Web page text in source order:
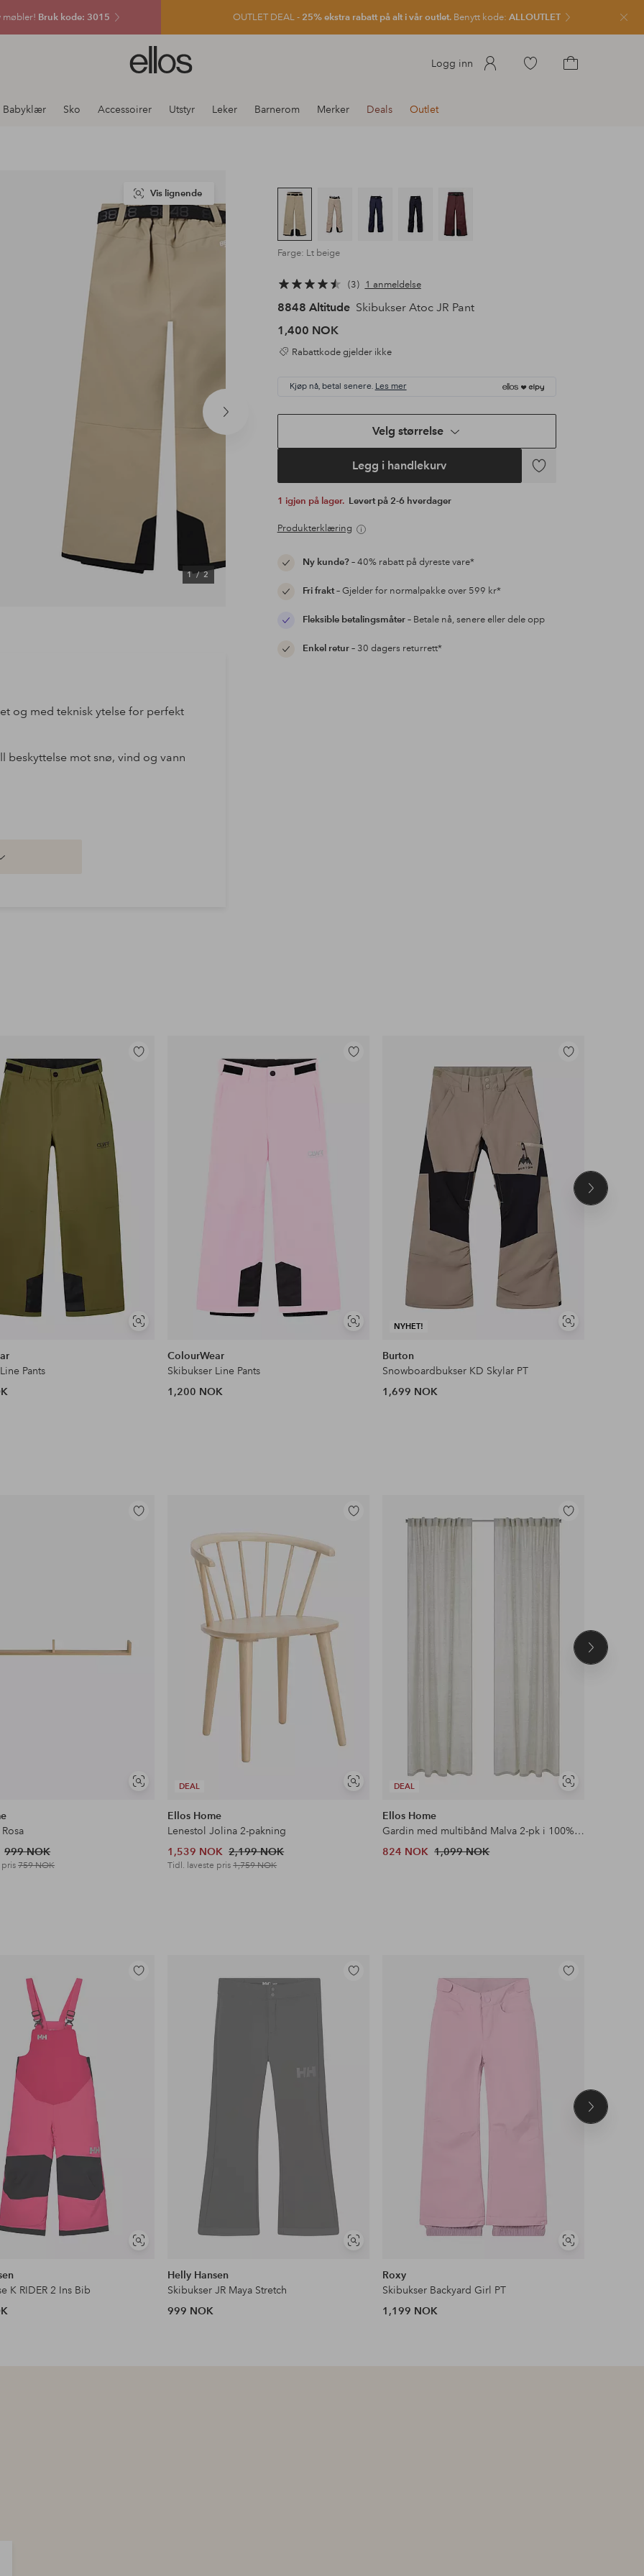
møbler! Bruk kode: 3015 OUTLET DEAL - 25% ekstra rabatt på alt i vår outlet. Benytt kode: ALLOUTLET Lukk
Ellos
logo
gå
Logg inn
Gå
Babyklær Sko Accessoirer Utstyr Leker Barnerom Merker Deals Outlet
Neste
1/2
Vis lignende
Farge: Lt beige
3 1 anmeldelse
8848 Altitude Skibukser Atoc JR Pant
1,400 NOK
Rabattkode gjelder ikke
Kjøp nå, betal senere. Les mer
Velg størrelse
Legg i handlekurv
Legg
1 igjen på lager. Levert på 2-6 hverdager
Produkterklæring
Ny kunde?– 40% rabatt på dyreste vare*
Fri frakt– Gjelder for normalpakke over 599 kr*
Fleksible betalingsmåter– Betale nå, senere eller dele opp
Enkel retur– 30 dagers returrett*
og med teknisk ytelse for perfekt
beskyttelse mot snø, vind og vann
Vis
Legg
Pants
Vis
Legg
ColourWear
Skibukser Line Pants
1,200 NOK
NYHET!
Vis
Legg
Burton
Snowboardbukser KD Skylar PT
1,699 NOK
Neste
Vis
Legg
999 NOK
pris759 NOK
DEAL
Vis
Legg
Ellos Home
Lenestol Jolina 2-pakning
1,539 NOK 2,199 NOK
Tidl. laveste pris1,759 NOK
DEAL
Vis
Legg
Ellos Home
Gardin med multibånd Malva 2-pk i 100% lin
824 NOK 1,099 NOK
Neste
Vis
Legg
K RIDER 2 Ins Bib
Vis
Legg
Helly Hansen
Skibukser JR Maya Stretch
999 NOK
Vis
Legg
Roxy
Skibukser Backyard Girl PT
1,199 NOK
Neste